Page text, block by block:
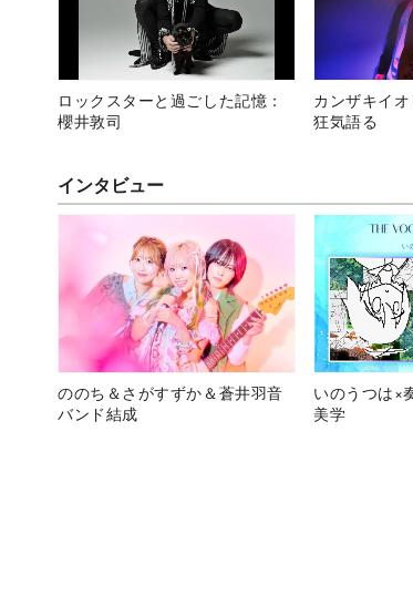
ロックスターと過ごした記憶：
櫻井敦司
カンザキイ
狂気語る
インタビュー
ののち＆さがすずか＆蒼井羽音
バンド結成
いのうつは×
美学